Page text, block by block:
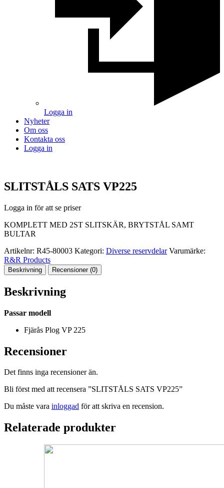
Logga in
Nyheter
Om oss
Kontakta oss
Logga in
SLITSTÅLS SATS VP225
Logga in för att se priser
KOMPLETT MED 2ST SLITSKÄR, BRYTSTÅL SAMT
BULTAR
Artikelnr: R45-80003 Kategori: Diverse reservdelar Varumärke:
R&R Products
Beskrivning Recensioner (0)
Beskrivning
Passar modell
Fjärås Plog VP 225
Recensioner
Det finns inga recensioner än.
Bli först med att recensera ”SLITSTÅLS SATS VP225”
Du måste vara inloggad för att skriva en recension.
Relaterade produkter